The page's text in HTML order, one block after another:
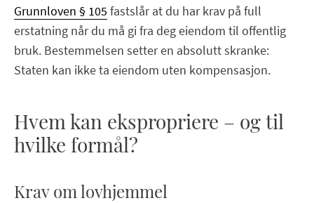
Grunnloven § 105 fastslår at du har krav på full
erstatning når du må gi fra deg eiendom til offentlig
bruk. Bestemmelsen setter en absolutt skranke:
Staten kan ikke ta eiendom uten kompensasjon.
Hvem kan ekspropriere – og til
hvilke formål?
Krav om lovhjemmel